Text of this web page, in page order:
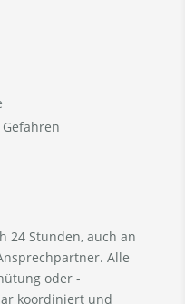
24 Stunden, auch an
Alle
oder -
koordiniert und